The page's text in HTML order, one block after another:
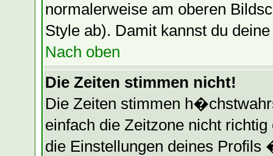
normalerweise am oberen
Style ab). Damit kannst du
Nach oben
Die Zeiten stimmen nicht!
Die Zeiten stimmen
einfach die Zeitzone nicht
die Einstellungen deines